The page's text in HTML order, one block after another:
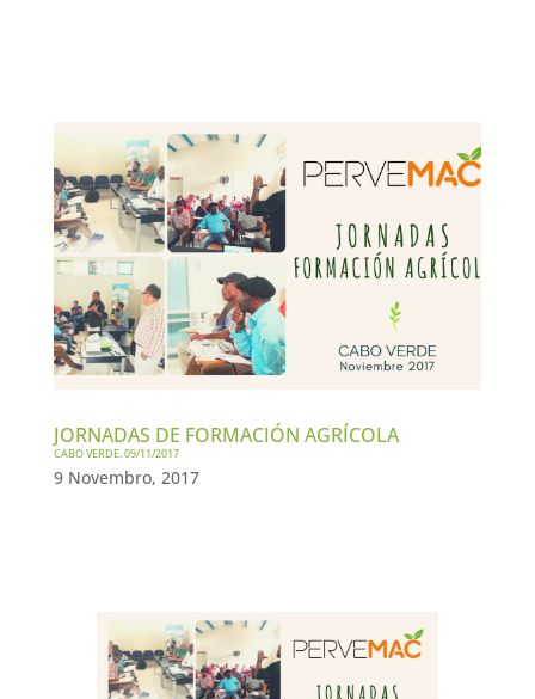
JORNADAS DE FORMACIÓN AGRÍCOLA
CABO VERDE. 09/11/2017
9 Novembro, 2017